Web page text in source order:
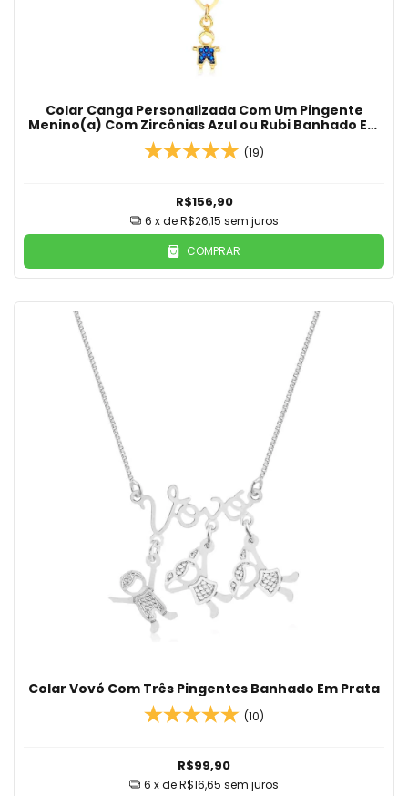
Colar Canga Personalizada Com Um Pingente
Menino(a) Com Zircônias Azul ou Rubi Banhado Em
Ouro 18K
(19)
R$156,90
6 x deR$26,15 sem juros
COMPRAR
Colar Vovó Com Três Pingentes Banhado Em Prata
(10)
R$99,90
6 x deR$16,65 sem juros